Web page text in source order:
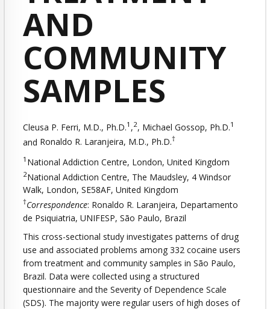
AND
COMMUNITY
SAMPLES
Cleusa P. Ferri, M.D., Ph.D.1 ,2, Michael Gossop, Ph.D.1
and Ronaldo R. Laranjeira, M.D., Ph.D.†
1 National Addiction Centre, London, United Kingdom
2National Addiction Centre, The Maudsley, 4 Windsor
Walk, London, SE58AF, United Kingdom
†Correspondence: Ronaldo R. Laranjeira, Departamento
de Psiquiatria, UNIFESP, São Paulo, Brazil
This cross-sectional study investigates patterns of drug
use and associated problems among 332 cocaine users
from treatment and community samples in São Paulo,
Brazil. Data were collected using a structured
questionnaire and the Severity of Dependence Scale
(SDS). The majority were regular users of high doses of